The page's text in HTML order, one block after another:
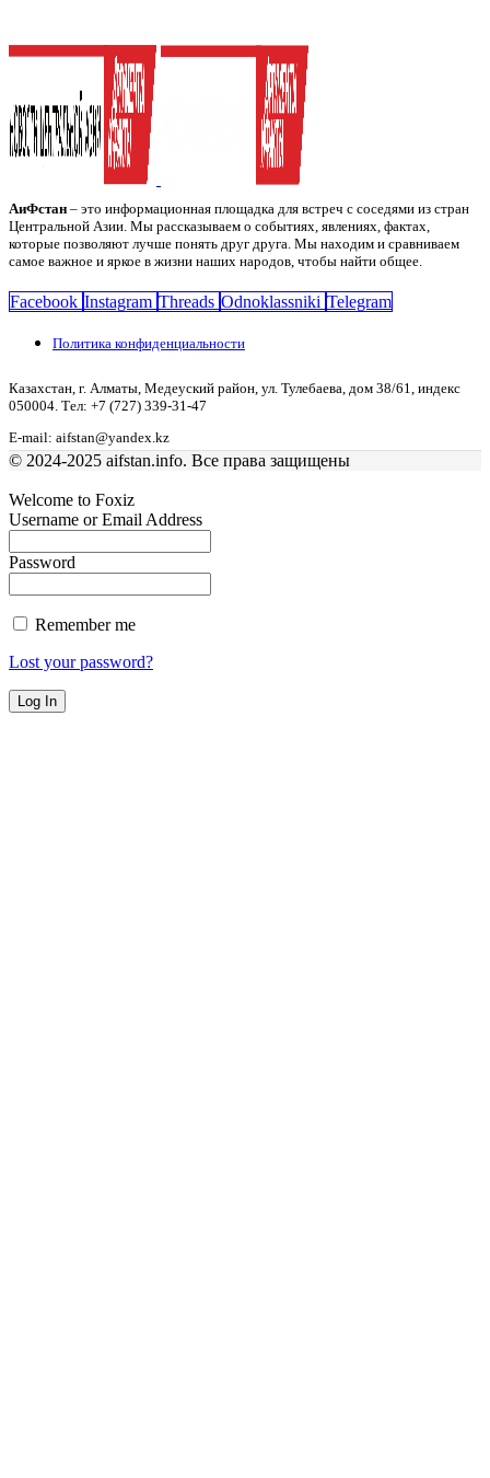
АиФстан – это информационная площадка для встреч с соседями из стран
Центральной Азии. Мы рассказываем о событиях, явлениях, фактах,
которые позволяют лучше понять друг друга. Мы находим и сравниваем
самое важное и яркое в жизни наших народов, чтобы найти общее.
Facebook Instagram Threads Odnoklassniki Telegram
Политика конфиденциальности
Казахстан, г. Алматы, Медеуский район, ул. Тулебаева, дом 38/61, индекс
050004. Тел: +7 (727) 339-31-47
E-mail: aifstan@yandex.kz
© 2024-2025 aifstan.info. Все права защищены
Welcome to Foxiz
Username or Email Address
Password
Remember me
Lost your password?